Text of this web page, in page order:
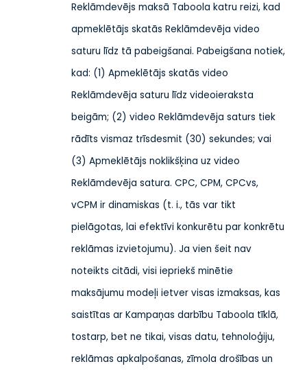
Reklāmdevējs maksā Taboola katru reizi, kad
apmeklētājs skatās Reklāmdevēja video
saturu līdz tā pabeigšanai. Pabeigšana notiek,
kad: (1) Apmeklētājs skatās video
Reklāmdevēja saturu līdz videoieraksta
beigām; (2) video Reklāmdevēja saturs tiek
rādīts vismaz trīsdesmit (30) sekundes; vai
(3) Apmeklētājs noklikšķina uz video
Reklāmdevēja satura. CPC, CPM, CPCvs,
vCPM ir dinamiskas (t. i., tās var tikt
pielāgotas, lai efektīvi konkurētu par konkrētu
reklāmas izvietojumu). Ja vien šeit nav
noteikts citādi, visi iepriekš minētie
maksājumu modeļi ietver visas izmaksas, kas
saistītas ar Kampaņas darbību Taboola tīklā,
tostarp, bet ne tikai, visas datu, tehnoloģiju,
reklāmas apkalpošanas, zīmola drošības un